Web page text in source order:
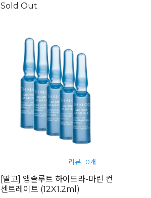
Sold Out
리뷰 : 0개
[딸고] 앱솔루트 하이드라-마린 컨
센트레이트 (12X1.2ml)